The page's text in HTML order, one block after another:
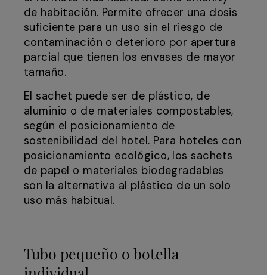
de habitación. Permite ofrecer una dosis
suficiente para un uso sin el riesgo de
contaminación o deterioro por apertura
parcial que tienen los envases de mayor
tamaño.
El sachet puede ser de plástico, de
aluminio o de materiales compostables,
según el posicionamiento de
sostenibilidad del hotel. Para hoteles con
posicionamiento ecológico, los sachets
de papel o materiales biodegradables
son la alternativa al plástico de un solo
uso más habitual.
Tubo pequeño o botella